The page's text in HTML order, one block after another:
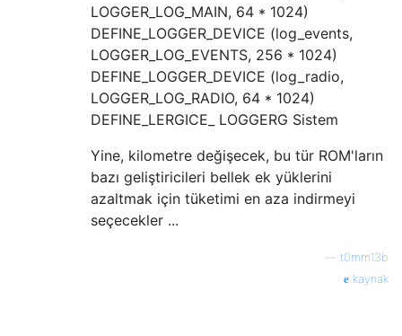
LOGGER_LOG_MAIN, 64 * 1024)
DEFINE_LOGGER_DEVICE (log_events,
LOGGER_LOG_EVENTS, 256 * 1024)
DEFINE_LOGGER_DEVICE (log_radio,
LOGGER_LOG_RADIO, 64 * 1024)
DEFINE_LERGICE_ LOGGERG Sistem
Yine, kilometre değişecek, bu tür ROM'ların
bazı geliştiricileri bellek ek yüklerini
azaltmak için tüketimi en aza indirmeyi
seçecekler ...
t0mm13b
kaynak